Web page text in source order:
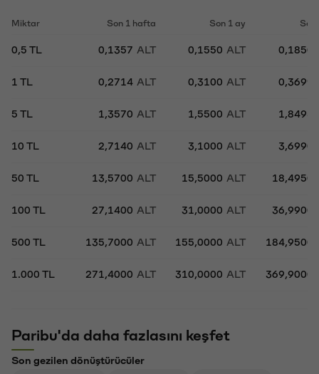
Miktar Son 1 hafta Son 1 ay Son
0,5 TL 0,1357 ALT 0,1550 ALT 0,1850
1 TL 0,2714 ALT 0,3100 ALT 0,3699
5 TL 1,3570 ALT 1,5500 ALT 1,8495
10 TL 2,7140 ALT 3,1000 ALT 3,6990
50 TL 13,5700 ALT 15,5000 ALT 18,4950
100 TL 27,1400 ALT 31,0000 ALT 36,9900
500 TL 135,7000 ALT 155,0000 ALT 184,9500
1.000 TL 271,4000 ALT 310,0000 ALT 369,9000
Paribu'da daha fazlasını keşfet
Son gezilen dönüştürücüler